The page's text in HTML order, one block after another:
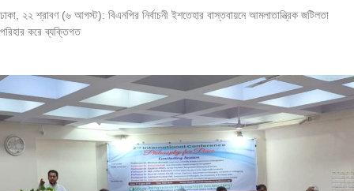
ঢাকা, ২২ শ্রাবণ (৬ আগস্ট): বিএনপির নির্বাচনী ইশতেহার বাস্তবায়নে আমলাতান্ত্রিক জটিলতা
পরিহার করে ব্যক্তিগত